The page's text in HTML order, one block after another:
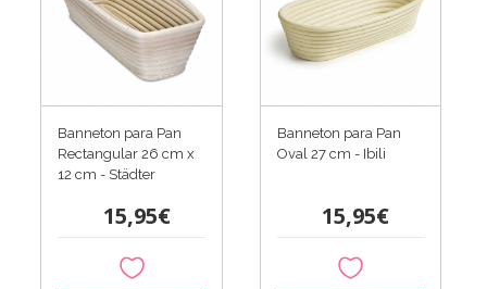
Banneton para Pan
Rectangular 26 cm x
12 cm - Städter
15,95€
Banneton para Pan
Oval 27 cm - Ibili
15,95€